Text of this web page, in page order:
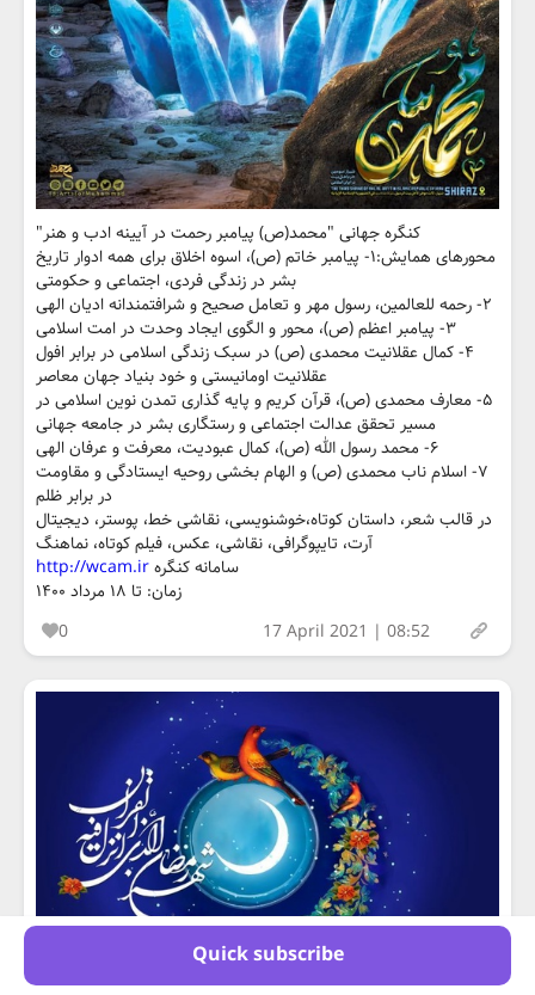
Quick subscribe
کنگره جهانی "محمد(ص) پیامبر رحمت در آیینه ادب و هنر"
محورهای همایش:۱- پیامبر خاتم (ص)، اسوه اخلاق برای همه ادوار تاریخ
بشر در زندگی فردی، اجتماعی و حکومتی
۲- رحمه للعالمین، رسول مهر و تعامل صحیح و شرافتمندانه ادیان الهی
۳- پیامبر اعظم (ص)، محور و الگوی ایجاد وحدت در امت اسلامی
۴- کمال عقلانیت محمدی (ص) در سبک زندگی اسلامی در برابر افول
عقلانیت اومانیستی و خود بنیاد جهان معاصر
۵- معارف محمدی (ص)، قرآن کریم و پایه گذاری تمدن نوین اسلامی در
مسیر تحقق عدالت اجتماعی و رستگاری بشر در جامعه جهانی
۶- محمد رسول الله (ص)، کمال عبودیت، معرفت و عرفان الهی
۷- اسلام ناب محمدی (ص) و الهام بخشی روحیه ایستادگی و مقاومت
در برابر ظلم
در قالب شعر، داستان کوتاه،خوشنویسی، نقاشی خط، پوستر، دیجیتال
آرت، تایپوگرافی، نقاشی، عکس، فیلم کوتاه، نماهنگ
سامانه کنگرهhttp://wcam.ir
زمان: تا ۱۸ مرداد ۱۴۰۰
0
17 April 2021 | 08:52